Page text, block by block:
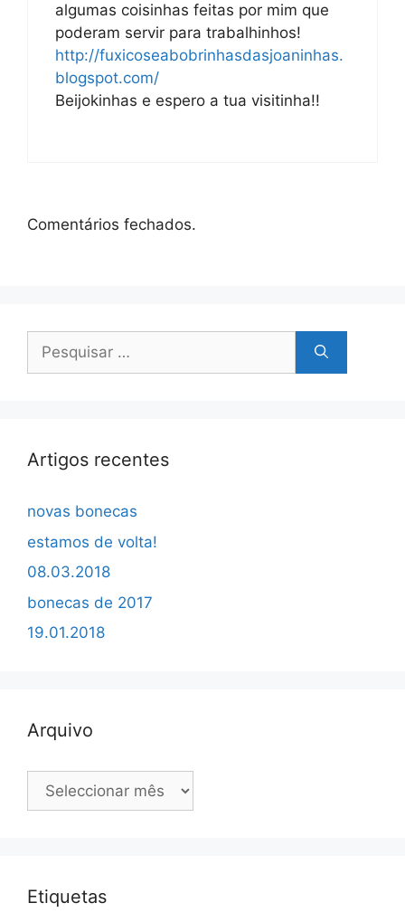
algumas coisinhas feitas por mim que
poderam servir para trabalhinhos!
http://fuxicoseabobrinhasdasjoaninhas.
blogspot.com/
Beijokinhas e espero a tua visitinha!!
Comentários fechados.
Pesquisar
Artigos recentes
novas bonecas
estamos de volta!
08.03.2018
bonecas de 2017
19.01.2018
Arquivo
Arquivo
Etiquetas